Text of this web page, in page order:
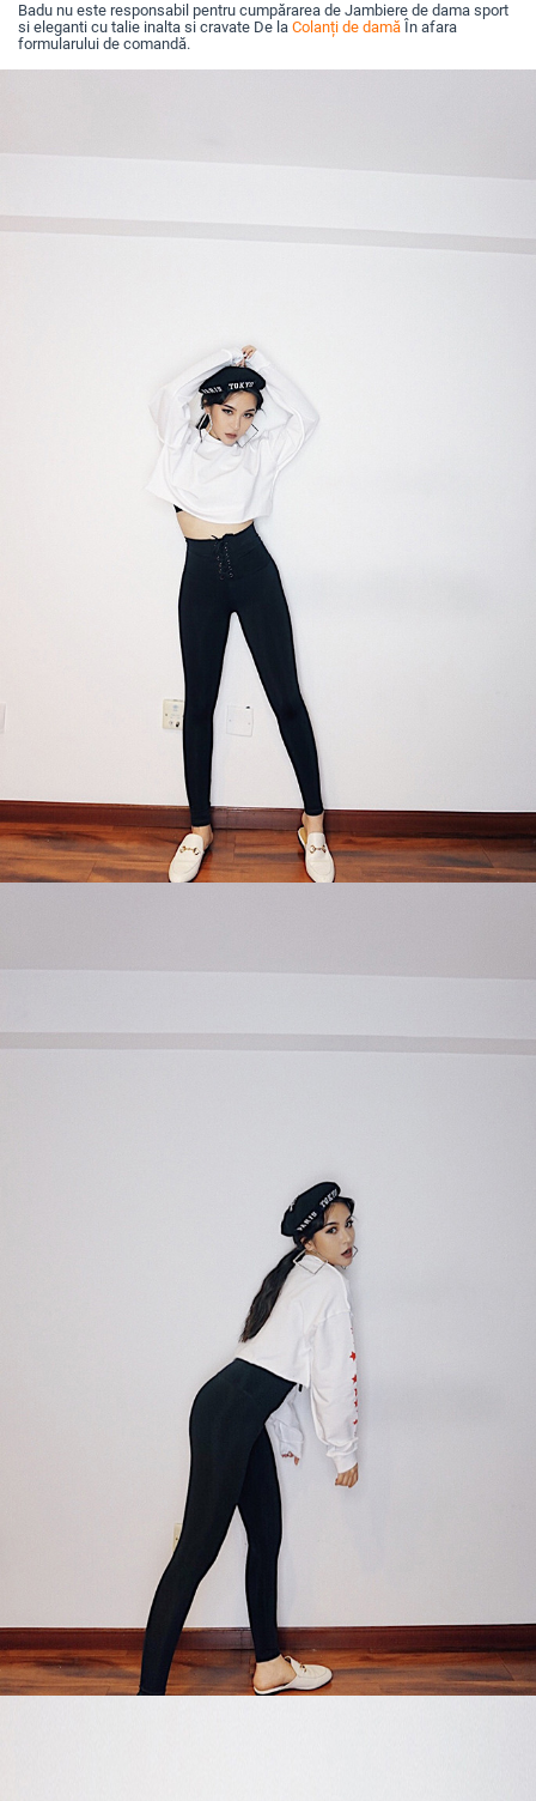
Badu nu este responsabil pentru cumpărarea de Jambiere de dama sport
si eleganti cu talie inalta si cravate De la Colanți de damă În afara
formularului de comandă.